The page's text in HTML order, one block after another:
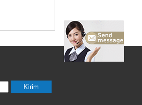
Kirim